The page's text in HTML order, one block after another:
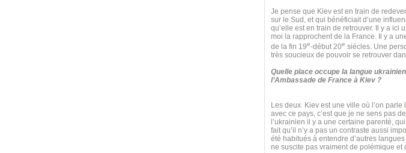
Je pense que Kiev est en train de
sur le Sud, et qui bénéficiait d’une
qu’elle est en train de retrouver. Il y a ici
moi la rapprochent de la France. Il y a
de la fin 19e-début 20e siècles. Une
très soucieux de pouvoir se retrouver
Quelle place occupe la langue
l’Ambassade de France à Kiev ?
Les deux. Kiev est une ville où l’on
avec ce pays, c’est que je ne sens pas
l’ukrainien il y a une certaine parenté,
fait qu’il n’y a pas un contraste aussi
été habitués à entendre d’autres
ne suscite pas vraiment de polémique